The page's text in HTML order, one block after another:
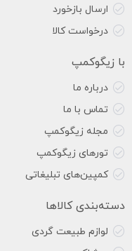
ارسال بازخورد
درخواست کالا
با زیگوکمپ
درباره ما
تماس با ما
مجله زیگوکمپ
تورهای زیگوکمپ
کمپین‌های تبلیغاتی
دسته‌بندی کالاها
لوازم طبیعت گردی